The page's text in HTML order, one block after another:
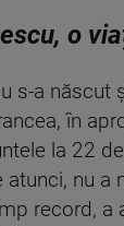
o
s-a născut
în
la 22
atunci, nu a
record, a